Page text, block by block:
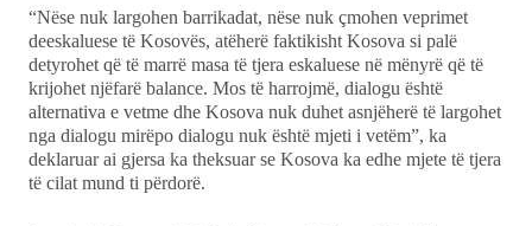
“Nëse nuk largohen barrikadat, nëse nuk çmohen veprimet
deeskaluese të Kosovës, atëherë faktikisht Kosova si palë
detyrohet që të marrë masa të tjera eskaluese në mënyrë që të
krijohet njëfarë balance. Mos të harrojmë, dialogu është
alternativa e vetme dhe Kosova nuk duhet asnjëherë të largohet
nga dialogu mirëpo dialogu nuk është mjeti i vetëm”, ka
deklaruar ai gjersa ka theksuar se Kosova ka edhe mjete të tjera
të cilat mund ti përdorë.